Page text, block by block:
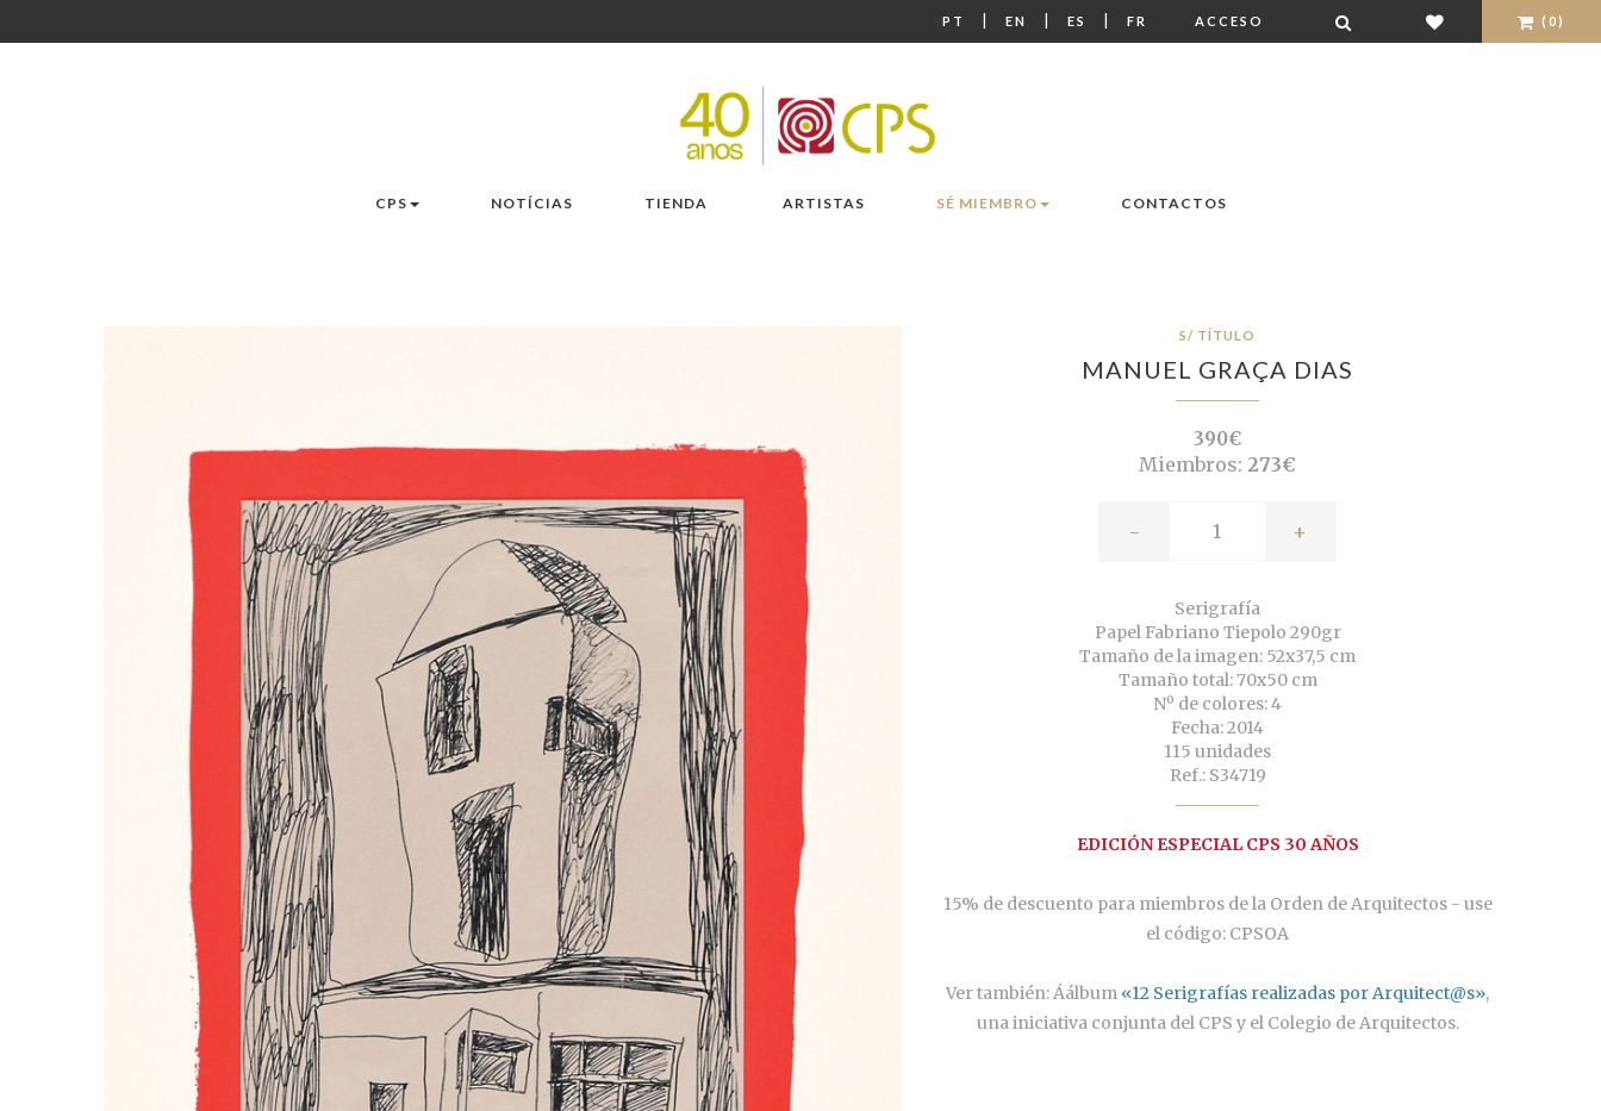
PT | EN | ES | FR ACCESO (0)
CPS NOTÍCIAS TIENDA ARTISTAS SÉ MIEMBRO CONTACTOS
S/ TÍTULO
MANUEL GRAÇA DIAS
390€
Miembros: 273€
- +
Serigrafía
Papel Fabriano Tiepolo 290gr
Tamaño de la imagen: 52x37,5 cm
Tamaño total: 70x50 cm
Nº de colores: 4
Fecha: 2014
115 unidades
Ref.: S34719
EDICIÓN ESPECIAL CPS 30 AÑOS
15% de descuento para miembros de la Orden de Arquitectos - use
el código: CPSOA
Ver también: Áálbum «12 Serigrafías realizadas por Arquitect@s»,
una iniciativa conjunta del CPS y el Colegio de Arquitectos.